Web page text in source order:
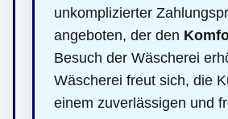
unkomplizierter
angeboten, der den
Besuch der Wäscherei
Wäscherei freut sich, die
einem zuverlässigen und